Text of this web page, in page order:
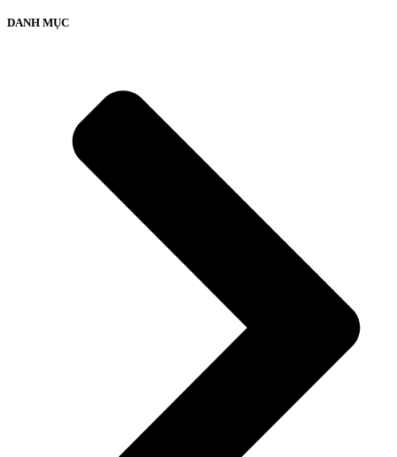
DANH MỤC